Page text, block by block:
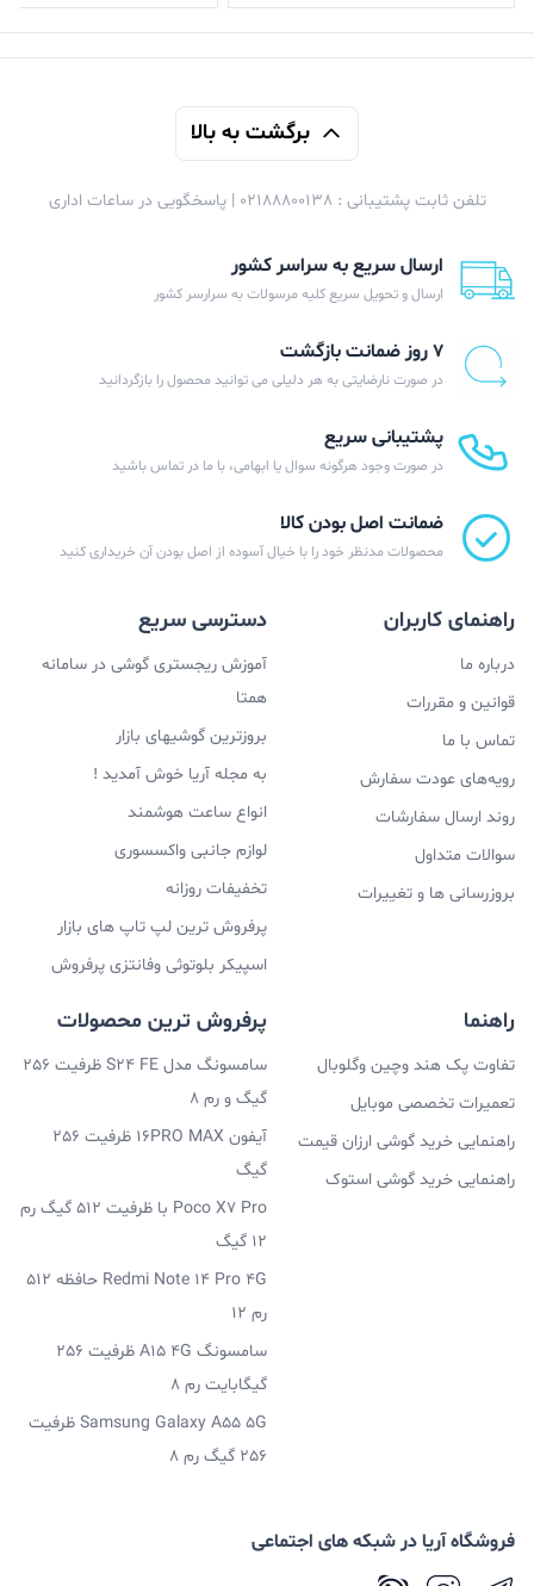
برگشت به بالا
تلفن ثابت پشتیبانی : 02188800138 | پاسخگویی در ساعات اداری
ارسال سریع به سراسر کشور
ارسال و تحویل سریع کلیه مرسولات به سرارسر کشور
۷ روز ضمانت بازگشت
در صورت نارضایتی به هر دلیلی می توانید محصول را بازگردانید
پشتیبانی سریع
در صورت وجود هرگونه سوال یا ابهامی، با ما در تماس باشید
ضمانت اصل بودن کالا
محصولات مدنظر خود را با خیال آسوده از اصل بودن آن خریداری کنید
راهنمای کاربران
درباره ما
قوانین و مقررات
تماس با ما
رویه‌های عودت سفارش
روند ارسال سفارشات
سوالات متداول
بروزرسانی ها و تغییرات
دسترسی سریع
آموزش ریجستری گوشی در سامانه
همتا
بروزترین گوشیهای بازار
به مجله آریا خوش آمدید !
انواع ساعت هوشمند
لوازم جانبی واکسسوری
تخفیفات روزانه
پرفروش ترین لپ تاپ های بازار
اسپیکر بلوتوثی وفانتزی پرفروش
راهنما
تفاوت پک هند وچین وگلوبال
تعمیرات تخصصی موبایل
راهنمایی خرید گوشی ارزان قیمت
راهنمایی خرید گوشی استوک
پرفروش ترین محصولات
سامسونگ مدل S24 FE ظرفیت 256
گیگ و رم 8
آیفون 16PRO MAX ظرفیت 256
گیگ
Poco X7 Pro با ظرفیت 512 گیگ رم
12 گیگ
Redmi Note 14 Pro 4G حافظه 512
رم 12
سامسونگ A15 4G ظرفیت 256
گیگابایت رم 8
Samsung Galaxy A55 5G ظرفیت
256 گیگ رم 8
فروشگاه آریا در شبکه های اجتماعی